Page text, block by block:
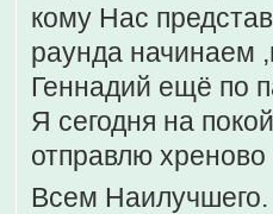
кому Нас
раунда начинаем
Геннадий ещё по
Я сегодня на
отправлю
Всем